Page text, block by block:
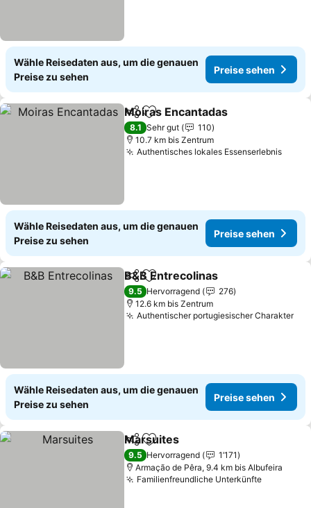
Wähle Reisedaten aus, um die genauen
Preise zu sehen
Preise sehen
TeilenZu Favoriten hinzufügen
Moiras Encantadas
8.1 Sehr gut
110
10.7 km bis Zentrum
Authentisches lokales Essenserlebnis
Wähle Reisedaten aus, um die genauen
Preise zu sehen
Preise sehen
TeilenZu Favoriten hinzufügen
B&B Entrecolinas
9.5 Hervorragend
276
12.6 km bis Zentrum
Authentischer portugiesischer Charakter
Wähle Reisedaten aus, um die genauen
Preise zu sehen
Preise sehen
TeilenZu Favoriten hinzufügen
Marsuites
9.5 Hervorragend
1’171
Armação de Pêra, 9.4 km bis Albufeira
Familienfreundliche Unterkünfte